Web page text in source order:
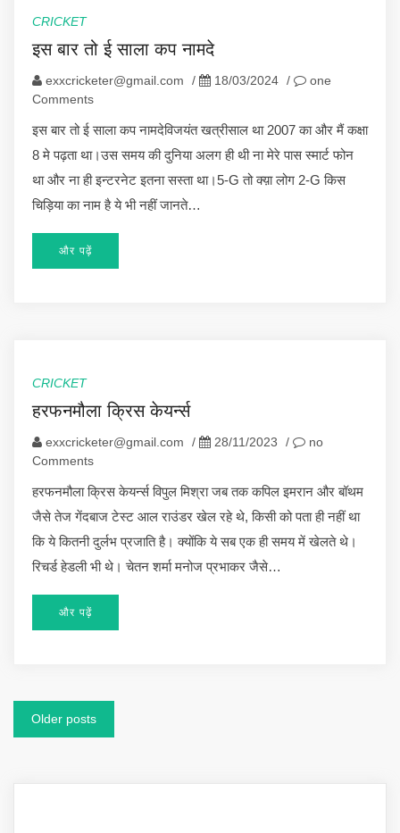
CRICKET
इस बार तो ई साला कप नामदे
exxcricketer@gmail.com / 18/03/2024 /
one
Comments
इस बार तो ई साला कप नामदेविजयंत खत्रीसाल था 2007 का और मैं कक्षा
8 मे पढ़ता था।उस समय की दुनिया अलग ही थी ना मेरे पास स्मार्ट फोन
था और ना ही इन्टरनेट इतना सस्ता था।5-G तो क्य़ा लोग 2-G किस
चिड़िया का नाम है ये भी नहीं जानते…
और पढ़ें
CRICKET
हरफनमौला क्रिस केयर्न्स
exxcricketer@gmail.com / 28/11/2023 /
no
Comments
हरफनमौला क्रिस केयर्न्स विपुल मिश्रा जब तक कपिल इमरान और बॉथम
जैसे तेज गेंदबाज टेस्ट आल राउंडर खेल रहे थे, किसी को पता ही नहीं था
कि ये कितनी दुर्लभ प्रजाति है। क्योंकि ये सब एक ही समय में खेलते थे।
रिचर्ड हेडली भी थे। चेतन शर्मा मनोज प्रभाकर जैसे…
और पढ़ें
Posts
Older posts